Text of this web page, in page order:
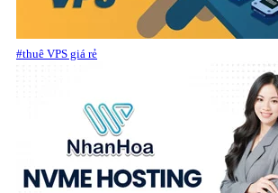
#thuê VPS giá rẻ